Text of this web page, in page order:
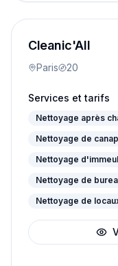
Cleanic'All
Paris 20
Services et tarifs
Nettoyage après
Nettoyage de
Nettoyage
Nettoyage de
Nettoyage de